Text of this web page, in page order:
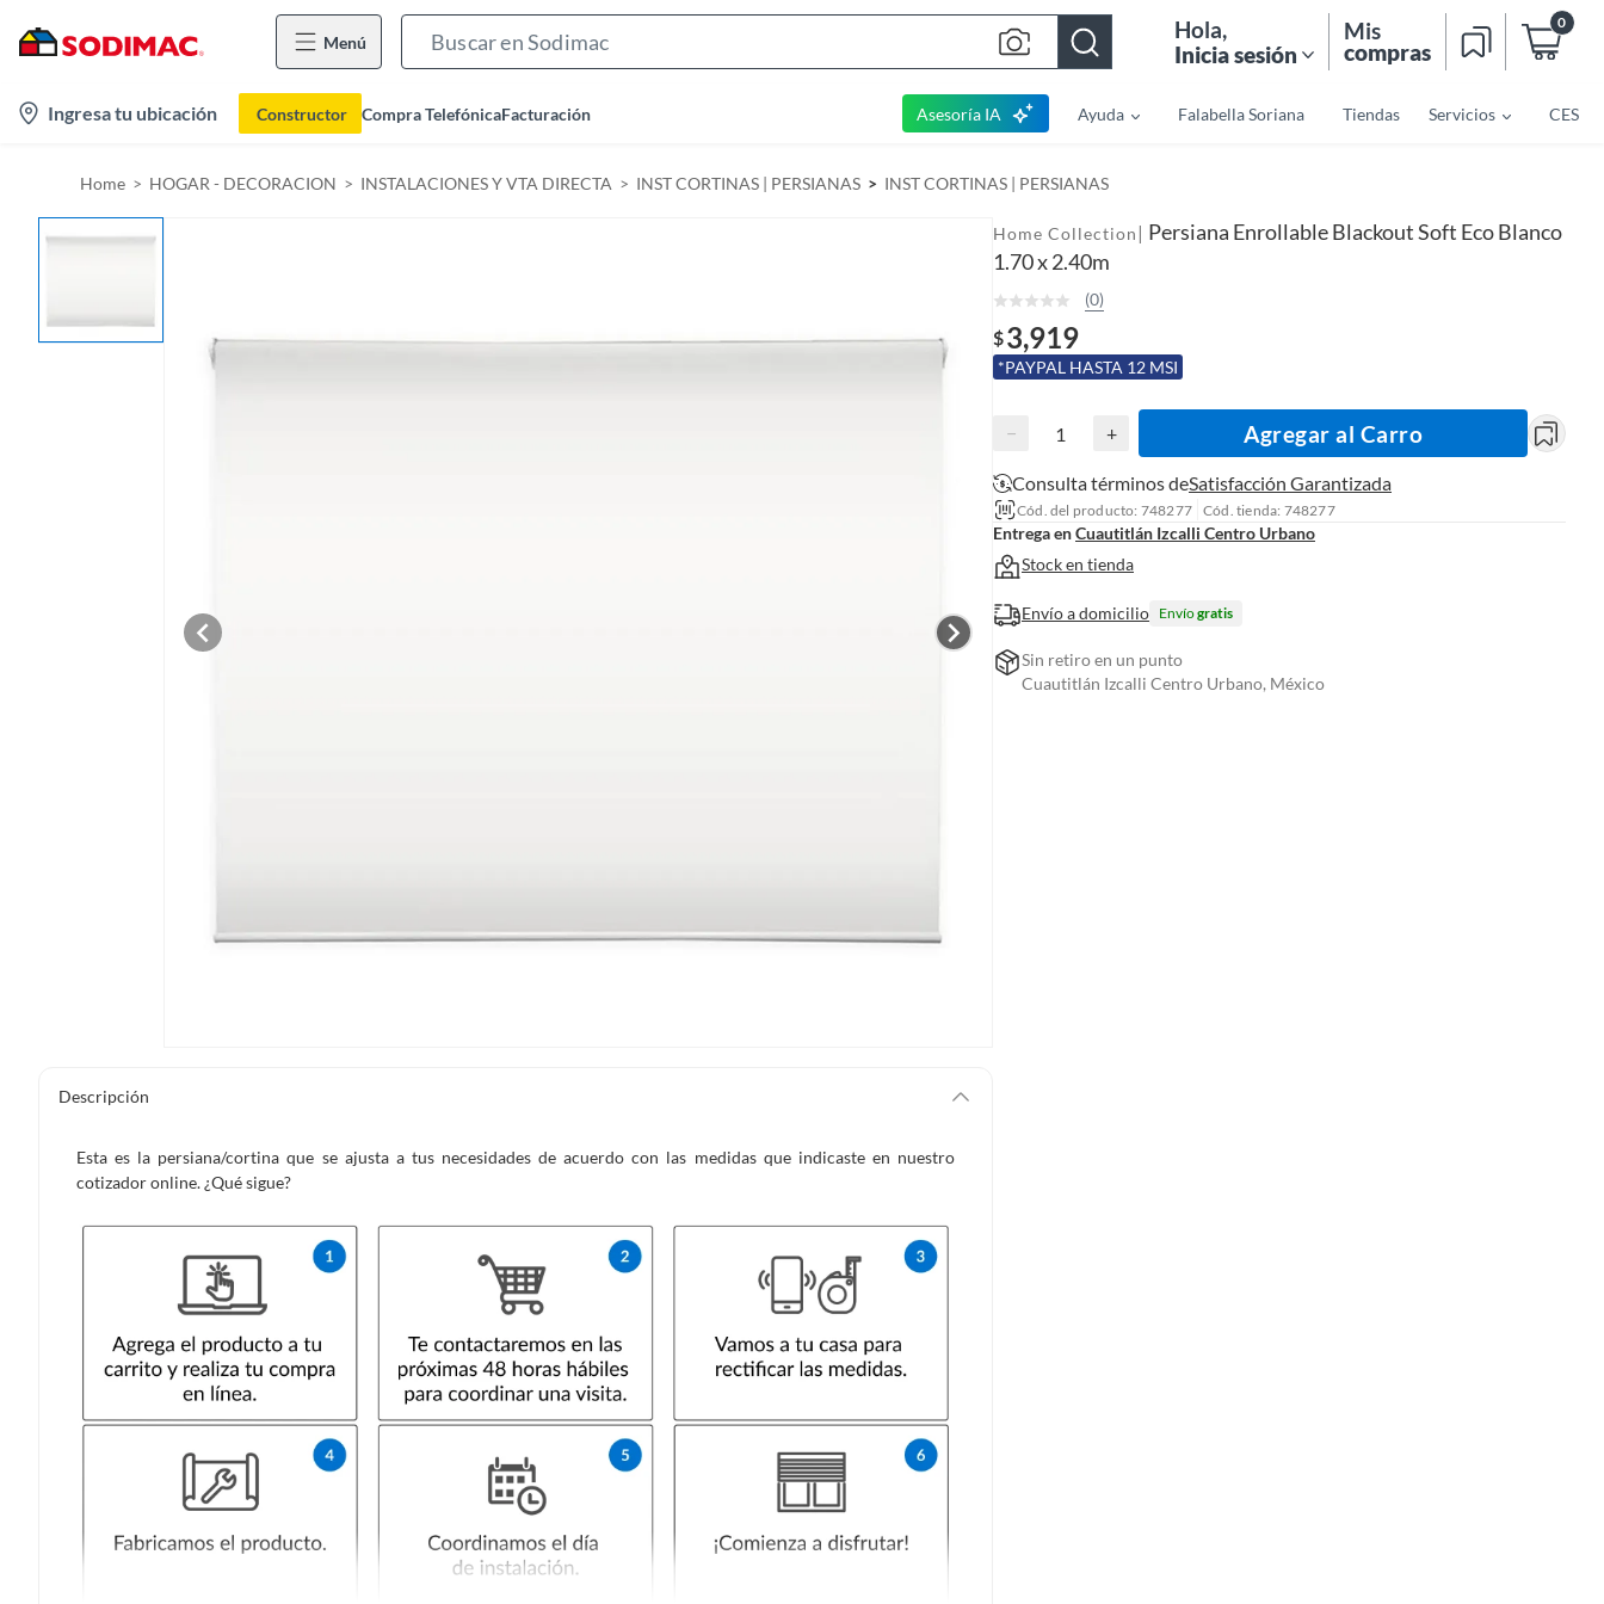
Menú
h
Hola,
Inicia sesión
Mis
compras
0
Ingresa tu ubicación Constructor Compra TelefónicaFacturación Asesoría IA Ayuda Falabella Soriana Tiendas Servicios CES
Home HOGAR - DECORACION INSTALACIONES Y VTA DIRECTA INST CORTINAS | PERSIANAS INST CORTINAS | PERSIANAS
Descripción
Esta es la persiana/cortina que se ajusta a tus necesidades de acuerdo con las medidas que indicaste en nuestro
cotizador online. ¿Qué sigue?
Home Collection | Persiana Enrollable Blackout Soft Eco Blanco
1.70 x 2.40m
(0)
$3,919
*PAYPAL HASTA 12 MSI
− + Agregar al Carro
Consulta términos deSatisfacción Garantizada
Cód. del producto: 748277 Cód. tienda: 748277
Entrega enCuautitlán Izcalli Centro Urbano
Stock en tienda
Envío a domicilio Envíogratis
Sin retiro en un punto
Cuautitlán Izcalli Centro Urbano, México